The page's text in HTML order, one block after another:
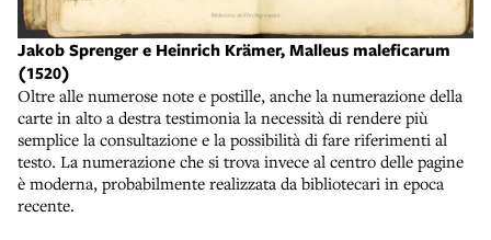
Jakob Sprenger e Heinrich Krämer, Malleus maleficarum
(1520)
Oltre alle numerose note e postille, anche la numerazione della
carte in alto a destra testimonia la necessità di rendere più
semplice la consultazione e la possibilità di fare riferimenti al
testo. La numerazione che si trova invece al centro delle pagine
è moderna, probabilmente realizzata da bibliotecari in epoca
recente.